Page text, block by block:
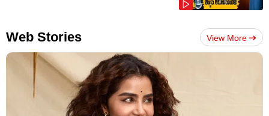
Web Stories View More